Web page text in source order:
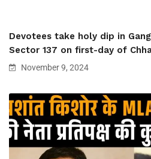
Devotees take holy dip in
Sector 137 on first-day of
November 9, 2024